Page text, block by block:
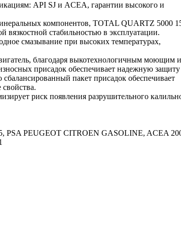
API SJ и ACEA, гарантии высокого и
компонентов, TOTAL QUARTZ 5000
вязкостной стабильностью в эксплуатации.
смазывание при высоких температурах,
благодаря выкотехнологичным моющим и
присадок обеспечивает надежную защиту
пакет присадок обеспечивает
риск появления разрушительного
PSA PEUGEOT CITROEN GASOLINE, ACEA